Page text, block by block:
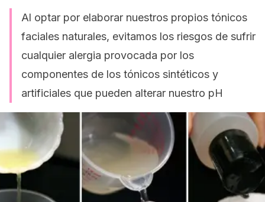
Al optar por elaborar nuestros propios tónicos
faciales naturales, evitamos los riesgos de sufrir
cualquier alergia provocada por los
componentes de los tónicos sintéticos y
artificiales que pueden alterar nuestro pH